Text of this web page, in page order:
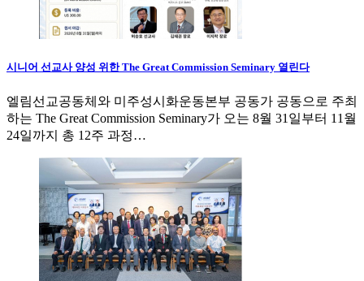
시니어 선교사 양성 위한 The Great Commission Seminary 열린다
엘림선교공동체와 미주성시화운동본부 공동가 공동으로 주최
하는 The Great Commission Seminary가 오는 8월 31일부터 11월
24일까지 총 12주 과정…